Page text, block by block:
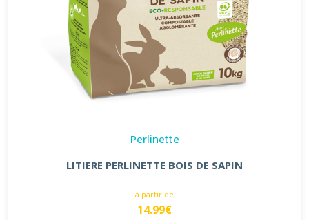
Perlinette
LITIERE PERLINETTE BOIS DE SAPIN
à partir de
14.99€